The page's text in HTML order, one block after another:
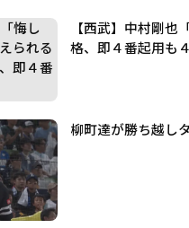
【西武】中村剛
格、即４番起用も
柳町達が勝ち越し